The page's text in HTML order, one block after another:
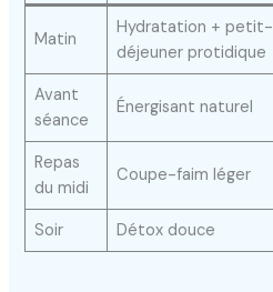
Matin
Hydratation + petit-
déjeuner protidique
Avant
séance
Énergisant naturel
Repas
du midi
Coupe-faim léger
Soir
Détox douce